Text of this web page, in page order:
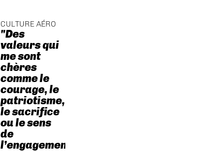
CULTURE AÉRO
"Des
valeurs qui
me sont
chères
comme le
courage, le
patriotisme,
le sacrifice
ou le sens
de
l’engagement."